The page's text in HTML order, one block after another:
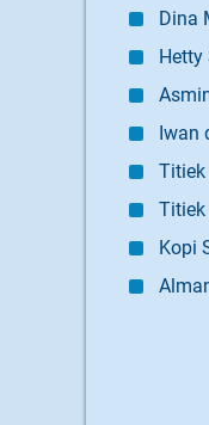
Dina
Hetty
Iwan
Titiek
Titiek
Kopi